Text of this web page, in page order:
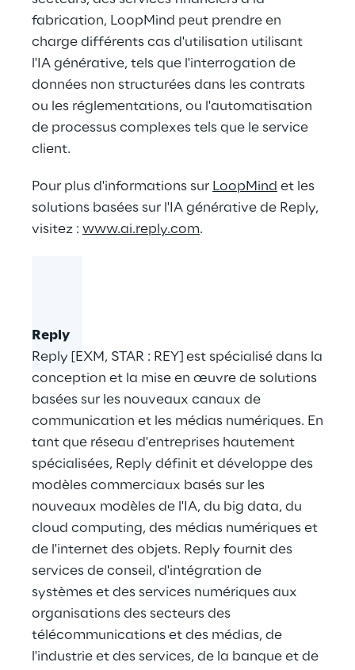
fabrication, LoopMind peut prendre en
charge différents cas d'utilisation utilisant
l'IA générative, tels que l'interrogation de
données non structurées dans les contrats
ou les réglementations, ou l'automatisation
de processus complexes tels que le service
client.
Pour plus d'informations sur LoopMind et les
solutions basées sur l'IA générative de Reply,
visitez : www.ai.reply.com.
Reply
Reply [EXM, STAR : REY] est spécialisé dans la
conception et la mise en œuvre de solutions
basées sur les nouveaux canaux de
communication et les médias numériques. En
tant que réseau d'entreprises hautement
spécialisées, Reply définit et développe des
modèles commerciaux basés sur les
nouveaux modèles de l'IA, du big data, du
cloud computing, des médias numériques et
de l'internet des objets. Reply fournit des
services de conseil, d'intégration de
systèmes et des services numériques aux
organisations des secteurs des
télécommunications et des médias, de
l'industrie et des services, de la banque et de